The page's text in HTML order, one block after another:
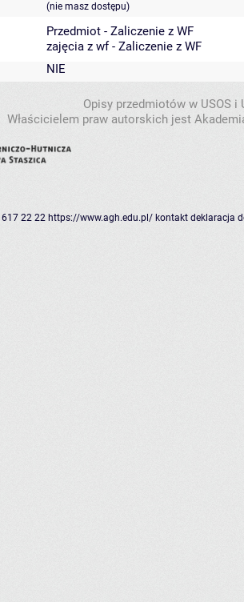
(nie masz dostępu)
Przedmiot - Zaliczenie z WF
zajęcia z wf - Zaliczenie z WF
NIE
Opisy przedmiotów w USOS
Właścicielem praw autorskich jest
22 22 https://www.agh.edu.pl/ kontakt deklaracja